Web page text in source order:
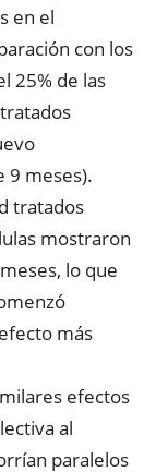
en el
con los
25% de las
9 meses).
tratados
mostraron
lo que
más
efectos
al
paralelos